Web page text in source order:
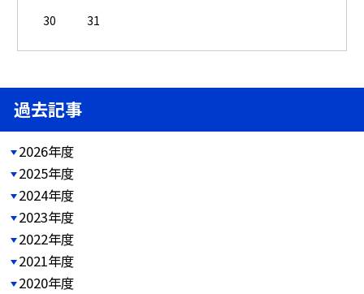
30
31
過去記事
2026年度
2025年度
2024年度
2023年度
2022年度
2021年度
2020年度